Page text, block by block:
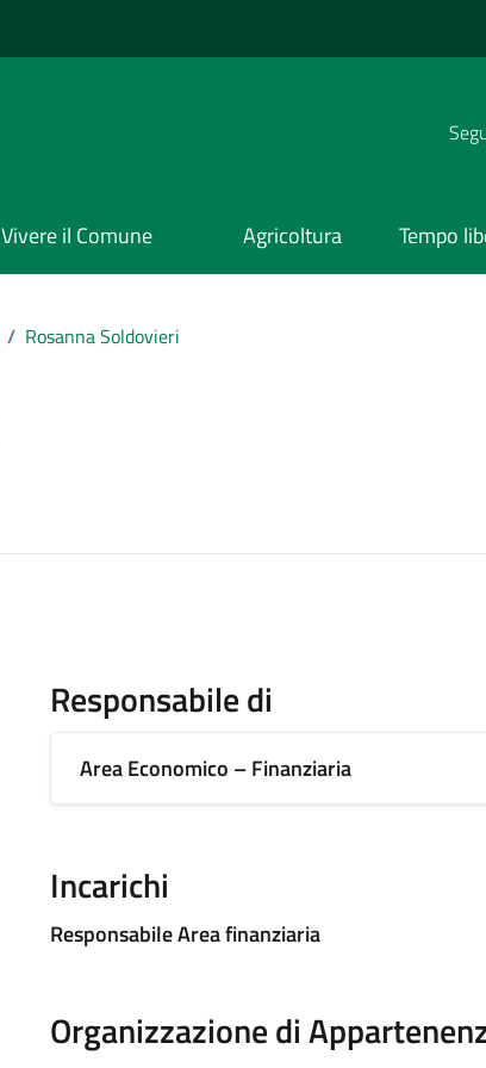
Vivere il Comune Agricoltura Tempo
/ Rosanna Soldovieri
Responsabile di
Area Economico – Finanziaria
Incarichi
Responsabile Area finanziaria
Organizzazione di